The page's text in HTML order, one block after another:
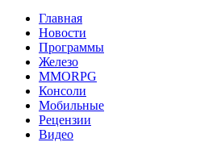
Главная
Новости
Программы
Железо
MMORPG
Консоли
Мобильные
Рецензии
Видео